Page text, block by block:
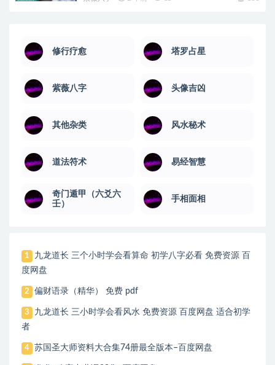
修行疗愈 塔罗占星
紫薇八字 头像吉凶
其他杂类 风水秘术
道法符术 易经智慧
奇门遁甲（六爻六
壬）
手相面相
1
九龙道长 三个小时学会看算命 初学八字必看 免费资源 百
度网盘
2 偏财语录（精华） 免费 pdf
3
九龙道长 三小时学会看风水 免费资源 百度网盘 适合初学
者
4 苏国圣大师资料大合集74册最全版本–百度网盘